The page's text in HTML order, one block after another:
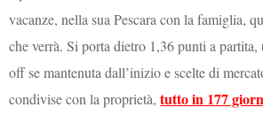
vacanze, nella sua Pescara con la famiglia,
che verrà. Si porta dietro 1,36 punti a
off se mantenuta dall’inizio e scelte di
condivise con la proprietà,tutto in 177